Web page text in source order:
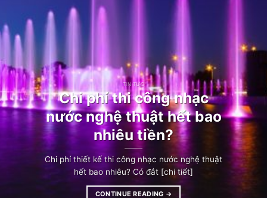
TIN TỨC
Chi phí thi công nhạc
nước nghệ thuật hết bao
nhiêu tiền?
Chi phí thiết kế thi công nhạc nước nghệ thuật
hết bao nhiêu? Có đắt [chi tiết]
CONTINUE READING →